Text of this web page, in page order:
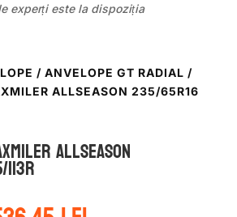
experți este la dispoziția
/ ANVELOPE GT RADIAL /
ALLSEASON 235/65R16
ALLSEASON